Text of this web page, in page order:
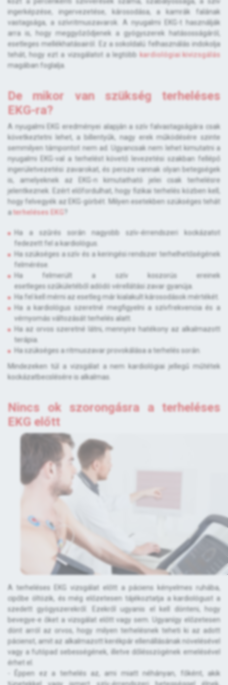
ingerképzése, ingervezetése, károsodása, a kamrák falának
vastagsága, a szívritmuszavarok. A nyugalmi EKG-t használják
arra is, hogy meggyőződjenek a gyógyszerek hatásosságáról,
esetleges mellékhatásairól. Ez a sokoldalú felhasználás indokolja
tehát, hogy ezt a vizsgálatot a legtöbb kardiológiai kivizsgálás
magában foglalja.
De mikor van szükség terheléses
EKG-ra?
A nyugalmi EKG eredményei alapján a szív falvastagságára csak
következtetni lehet, a billentyűk, nagy erek működésére szinte
semmilyen támpontot nem ad. Ugyancsak nem lehet kimutatni a
nyugalmi EKG-val a terhelést követő levezetési szakban fellépő
ingerületvezetési zavarokat, és persze vannak olyan betegségek
is, amelyeknek az EKG-n kimutatható jelei csak terhelésre
jelentkeznek. Ezért előfordulhat, hogy fizikai terhelés közben kell,
hogy felvegyék az EKG-görbét. Milyen esetekben szükséges tehát
a terheléses EKG
Ha a szűrés során nagyobb szív-érrendszeri kockázatot
fedezett fel a kardiológus.
Ha szükséges a szív és a keringési rendszer terhelhetőségének
felmérése.
Ha felmerült a szív koszorús ereinek
esetleges szűkületéből adódó vérellátási zavar gyanúja.
Ha fel kell mérni az esetleg már kialakult károsodások mértékét.
Ha a kardiológus szeretné megfigyelni a szívfrekvencia és a
vérnyomás változását terhelés alatt.
Ha az orvos szeretné látni, mennyire hatékony az alkalmazott
terápia.
Ha szükséges a ritmuszavar provokálása a terhelés során.
Mindezeken túl a vizsgálat a nem kardiológiai jellegű műtétek
kockázatbecslésére is alkalmas.
Nincs ok szorongásra a terheléses
EKG előtt
A terheléses EKG vizsgálat előtt a páciens kényelmes ruhába,
cipőbe öltözik, és még előzetesen tájékoztatja a kardiológust a
szedett gyógyszerekről. Ezekről ugyanis el kell dönteni, hogy
bevegye-e őket a vizsgálat előtt vagy sem. Ugyanígy előzetesen
dönt arról az orvos, hogy milyen terhelésnek teheti ki az adott
pácienst, amit az alkalmazott kerékpár ellenállásának növelésével
vagy a futópad sebességének, illetve dőlésszögének emelésével
érhet el.
- Éppen ez a terhelés az, ami miatt néhányan, főként, akik